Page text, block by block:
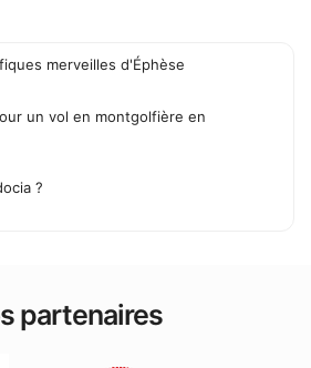
merveilles d'Éphèse
un vol en montgolfière en
?
partenaires